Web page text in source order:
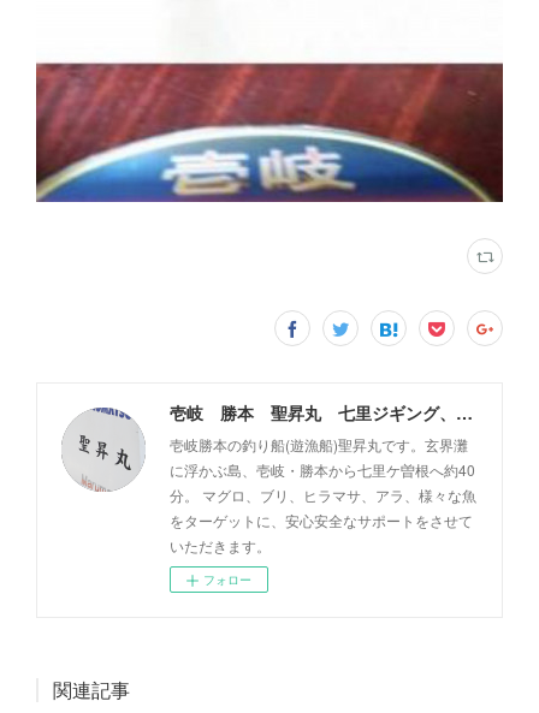
壱岐 勝本 聖昇丸 七里ジギング、タイラバ
壱岐勝本の釣り船(遊漁船)聖昇丸です。玄界灘
に浮かぶ島、壱岐・勝本から七里ケ曽根へ約40
分。 マグロ、ブリ、ヒラマサ、アラ、様々な魚
をターゲットに、安心安全なサポートをさせて
いただきます。
フォロー
関連記事